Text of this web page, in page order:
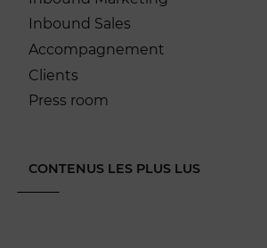
Inbound Sales
Accompagnement
Clients
Press room
CONTENUS LES PLUS LUS